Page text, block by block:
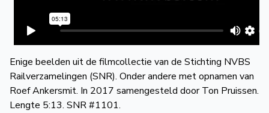
NVBS
Wegwijzer
Mijn
NVBS
Enige beelden uit de filmcollectie van de Stichting NVBS
Railverzamelingen (SNR). Onder andere met opnamen van
Roef Ankersmit. In 2017 samengesteld door Ton Pruissen.
Lengte 5:13. SNR #1101.